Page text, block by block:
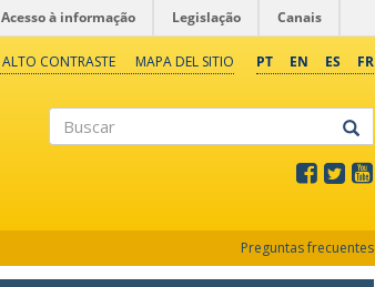
Acesso à informação Legislação Canais
PT EN ES FR
ALTO CONTRASTE MAPA DEL SITIO
Preguntas frecuentes